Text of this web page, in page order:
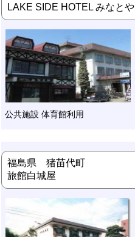
LAKE SIDE HOTEL みなとや
公共施設 体育館利用
福島県 猪苗代町
旅館白城屋